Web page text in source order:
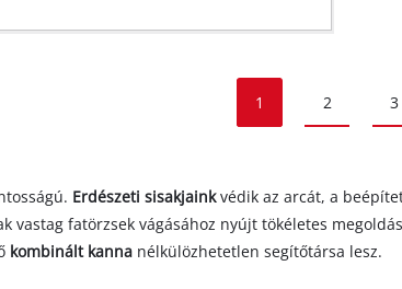
1 2 3
Erdészeti sisakjainkvédik az arcát, a
fatörzsek vágásához nyújt tökéletes
kombinált kanna nélkülözhetetlen segítőtársa lesz.